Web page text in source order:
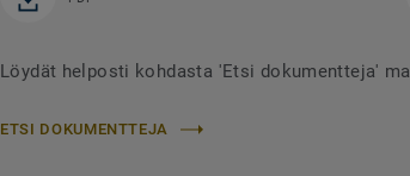
Löydät helposti kohdasta 'Etsi dokumentteja'
ETSI DOKUMENTTEJA